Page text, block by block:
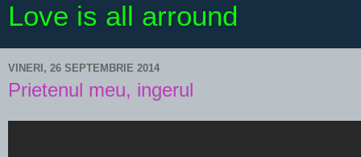
Love is all arround
VINERI, 26 SEPTEMBRIE 2014
Prietenul meu, ingerul